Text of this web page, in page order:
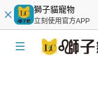
獅子貓寵物
立刻使用官方APP